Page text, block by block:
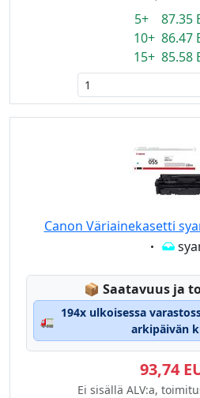
5+ 87.35
10+ 86.47
15+ 85.58
Canon Väriainekasetti
📦 Lagerstatus:
Saatavuus ja
🚛
194x ulkoisessa
arkipäivän
93,74
Ei sisällä ALV:a,